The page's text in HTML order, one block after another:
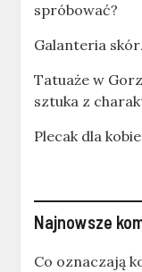
spróbować?
Galanteria
Tatuaże w
sztuka z
Plecak dla
Najnowsze
Co oznaczają